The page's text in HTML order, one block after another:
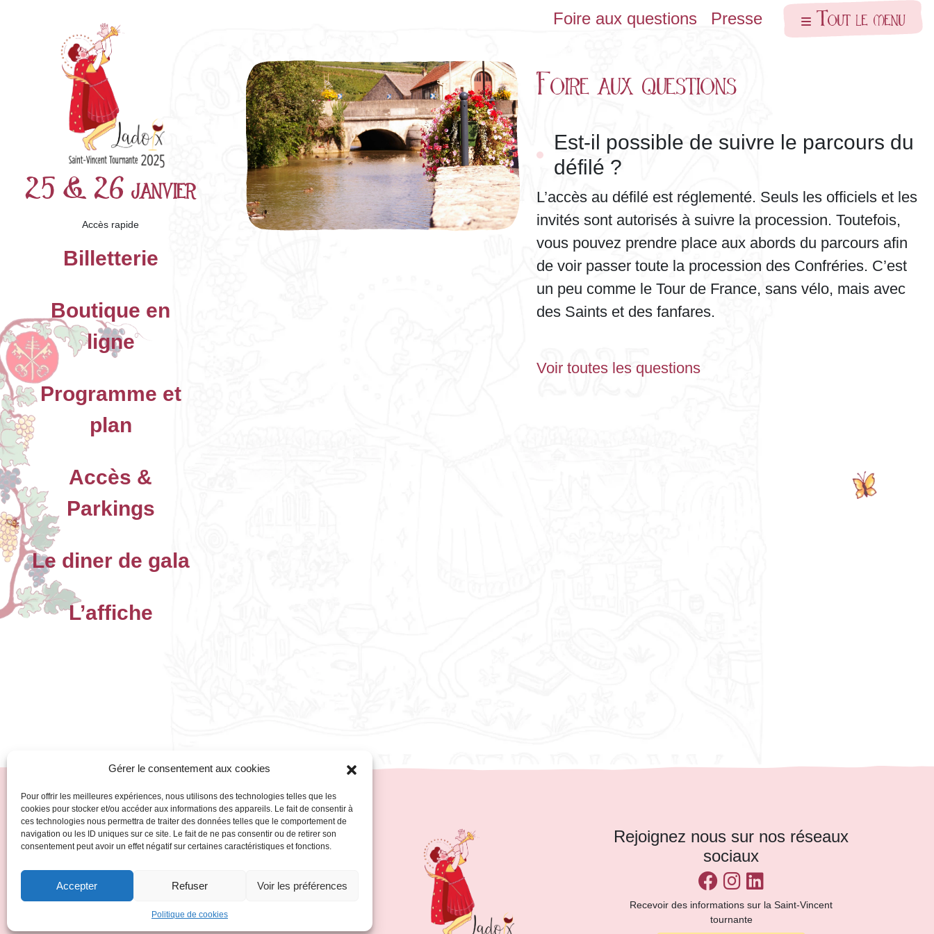
Gérer le consentement aux cookies
Pour offrir les meilleures expériences, nous utilisons des technologies telles que les
cookies pour stocker et/ou accéder aux informations des appareils. Le fait de consentir à
ces technologies nous permettra de traiter des données telles que le comportement de
navigation ou les ID uniques sur ce site. Le fait de ne pas consentir ou de retirer son
consentement peut avoir un effet négatif sur certaines caractéristiques et fonctions.
Accepter Refuser Voir les préférences
Politique de cookies
25 & 26 janvier
Accès rapide
Billetterie
Boutique en
ligne
Programme et
plan
Accès &
Parkings
Le diner de gala
L’affiche
Foire aux questions Presse Tout le menu
Foire aux questions
Est-il possible de suivre le parcours du
défilé ?
L’accès au défilé est réglementé. Seuls les officiels et les
invités sont autorisés à suivre la procession. Toutefois,
vous pouvez prendre place aux abords du parcours afin
de voir passer toute la procession des Confréries. C’est
un peu comme le Tour de France, sans vélo, mais avec
des Saints et des fanfares.
Voir toutes les questions
Vous connaissez la Balade
Gourmande ?
Rendez-vous en 2025 après la Saint-Vincent Tournante.
Informations sur
Rejoignez nous sur nos réseaux
sociaux
Recevoir des informations sur la Saint-Vincent
tournante